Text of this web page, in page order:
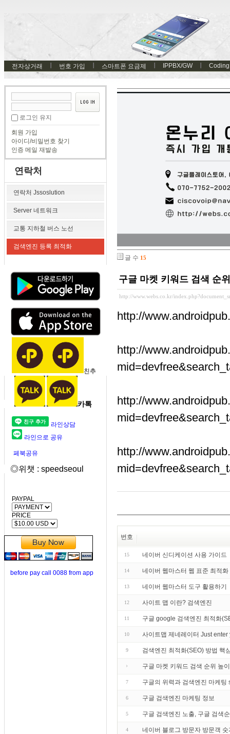
전자상거래 번호 가입 스마트폰 요금제 IPPBX/GW Coding
로그인 유지
회원 가입
아이디/비밀번호 찾기
인증 메일 재발송
연락처
연락처 Jssoslution
Server 네트워크
교통 지하철 버스 노선
검색엔진 등록 최적화
친추
카톡
라인상담
라인으로 공유
페북공유
◎위챗 : speedseoul
PAYPAL
PRICE
before pay call 0088 from app
글 수 15
구글 마켓 키워드 검색 순
http://www.webs.co.kr/
http://
http://
http://
http://
번호
15 네이버 신디케이션 사용 가이드
14 네이버 웹마스터 웹 표준 최적
13 네이버 웹마스터 도구 활용하기
12 사이트 맵 이란? 검색엔진
11 구글 google 검색엔진 최적화
10 사이트맵 제네레이터 Just
9 검색엔진 최적화(SEO) 방법 핵
구글 마켓 키워드 검색 순위 높
7 구글의 위력과 검색엔진 마케
6 구글 검색엔진 마케팅 정보
5 구글 검색엔진 노출, 구글 검색
4 네이버 블로그 방문자 방문객